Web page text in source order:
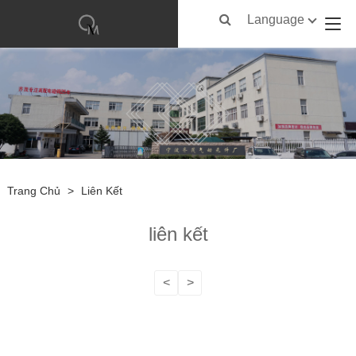
Language
Trang Chủ > Liên Kết
liên kết
< >